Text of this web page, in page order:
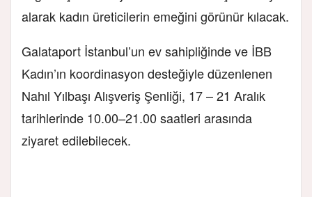
alarak kadın üreticilerin emeğini görünür kılacak.
Galataport İstanbul’un ev sahipliğinde ve İBB
Kadın’ın koordinasyon desteğiyle düzenlenen
Nahıl Yılbaşı Alışveriş Şenliği, 17 – 21 Aralık
tarihlerinde 10.00–21.00 saatleri arasında
ziyaret edilebilecek.